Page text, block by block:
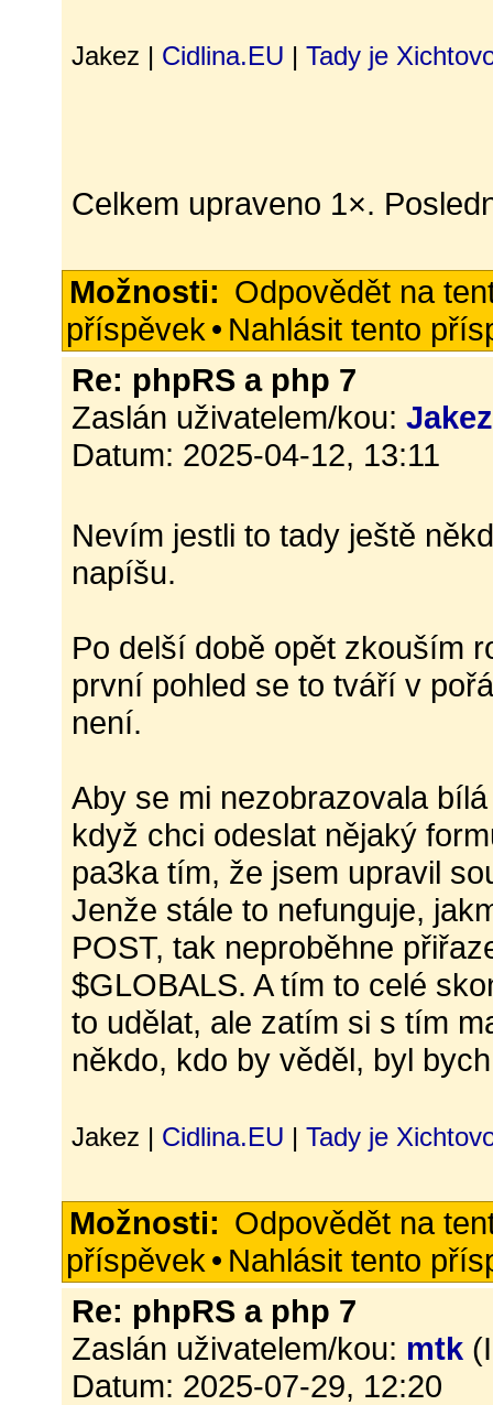
Jakez | Cidlina.EU |Tady je
Celkem upraveno 1×.
Možnosti: Odpovědět na
příspěvek • Nahlásit tento
Re: phpRS a php 7
Zaslán uživatelem/kou:Jakez
Datum: 2025-04-12, 13:11
Nevím jestli to tady ještě
napíšu.
Po delší době opět zkouším
první pohled se to tváří v
není.
Aby se mi nezobrazovala
když chci odeslat nějaký
pa3ka tím, že jsem upravil
Jenže stále to nefunguje,
POST, tak neproběhne
$GLOBALS. A tím to celé
to udělat, ale zatím si s tím
někdo, kdo by věděl, byl
Jakez | Cidlina.EU |Tady je
Možnosti: Odpovědět na
příspěvek • Nahlásit tento
Re: phpRS a php 7
Zaslán uživatelem/kou: mtk
Datum: 2025-07-29, 12:20